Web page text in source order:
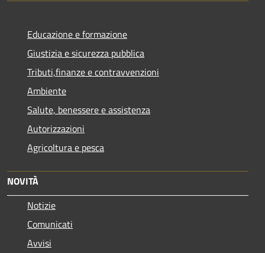
Educazione e formazione
Giustizia e sicurezza pubblica
Tributi,finanze e contravvenzioni
Ambiente
Salute, benessere e assistenza
Autorizzazioni
Agricoltura e pesca
NOVITÀ
Notizie
Comunicati
Avvisi